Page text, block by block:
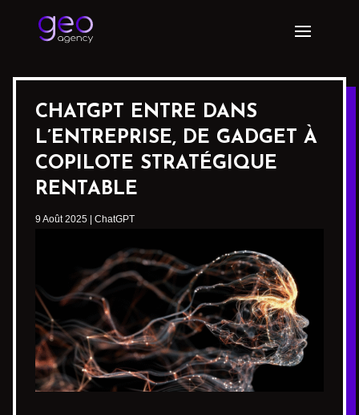
CHATGPT ENTRE DANS
L’ENTREPRISE, DE GADGET À
COPILOTE STRATÉGIQUE
RENTABLE
9 Août 2025 ChatGPT